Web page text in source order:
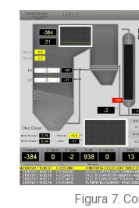
Figura 7.